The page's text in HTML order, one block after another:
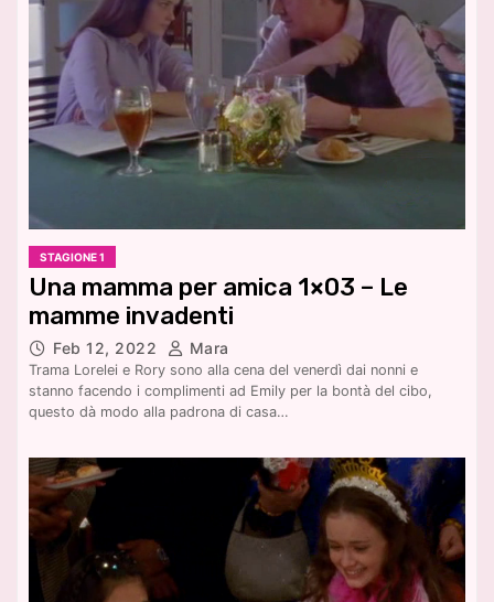
STAGIONE 1
Una mamma per amica 1×03 – Le
mamme invadenti
Feb 12, 2022 Mara
Trama Lorelei e Rory sono alla cena del venerdì dai nonni e
stanno facendo i complimenti ad Emily per la bontà del cibo,
questo dà modo alla padrona di casa…